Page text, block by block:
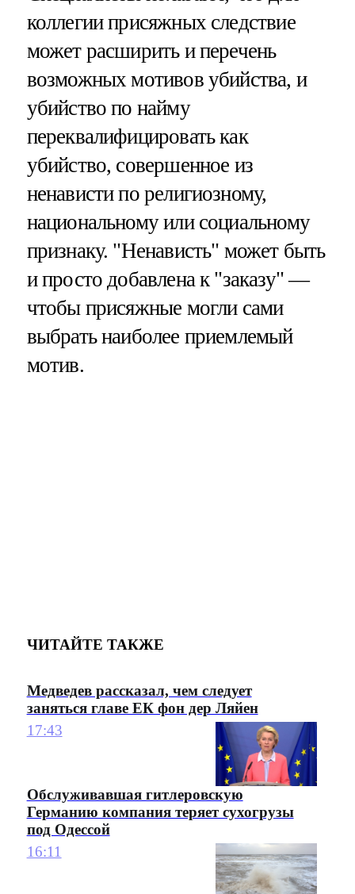
коллегии присяжных следствие
может расширить и перечень
возможных мотивов убийства, и
убийство по найму
переквалифицировать как
убийство, совершенное из
ненависти по религиозному,
национальному или социальному
признаку. "Ненависть" может быть
и просто добавлена к "заказу" —
чтобы присяжные могли сами
выбрать наиболее приемлемый
мотив.
ЧИТАЙТЕ ТАКЖЕ
Медведев рассказал, чем следует
заняться главе ЕК фон дер Ляйен
17:43
Обслуживавшая гитлеровскую
Германию компания теряет сухогрузы
под Одессой
16:11